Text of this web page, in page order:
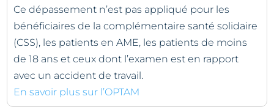
Ce dépassement n’est pas appliqué pour les
bénéficiaires de la complémentaire santé solidaire
(CSS), les patients en AME, les patients de moins
de 18 ans et ceux dont l’examen est en rapport
avec un accident de travail.
En savoir plus sur l’OPTAM